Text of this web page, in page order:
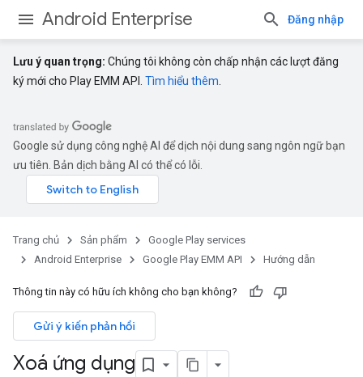
Android Enterprise Đăng nhập
Lưu ý quan trọng: Chúng tôi không còn chấp nhận các lượt đăng
ký mới cho Play EMM API. Tìm hiểu thêm
Google sử dụng công nghệ AI để dịch nội dung sang ngôn ngữ bạn
ưu tiên. Bản dịch bằng AI có thể có lỗi.
Trang chủ Sản phẩm
Google Play services
Android Enterprise
Google Play EMM API Hướng dẫn
Thông tin này có hữu ích không cho bạn không?
Gửi ý kiến phản hồi
Xoá ứng dụng